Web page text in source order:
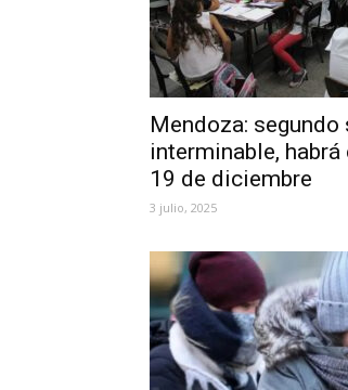
Mendoza: segundo
interminable,
19 de diciembre
3 julio, 2025